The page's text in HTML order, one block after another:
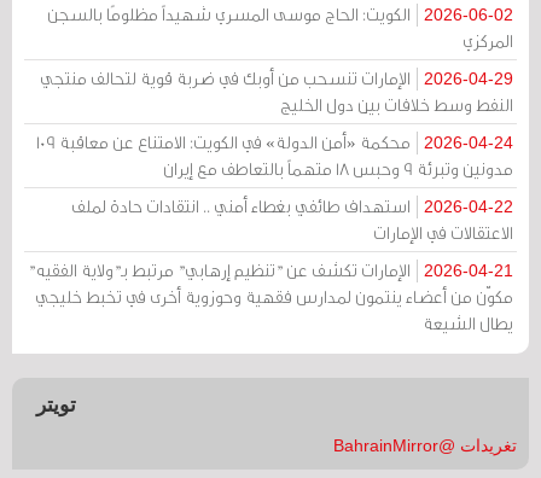
2026-06-02
الكويت: الحاج موسى المسري شهيداً مظلومًا بالسجن
المركزي
2026-04-29
الإمارات تنسحب من أوبك في ضربة قوية لتحالف منتجي
النفط وسط خلافات بين دول الخليج
2026-04-24
محكمة «أمن الدولة» في الكويت: الامتناع عن معاقبة 109
مدونين وتبرئة 9 وحبس 18 متهماً بالتعاطف مع إيران
2026-04-22
استهداف طائفي بغطاء أمني .. انتقادات حادة لملف
الاعتقالات في الإمارات
2026-04-21
الإمارات تكشف عن "تنظيم إرهابي" مرتبط بـ"ولاية الفقيه"
مكوّن من أعضاء ينتمون لمدارس فقهية وحوزوية أخرى في تخبط خليجي
يطال الشيعة
تويتر
تغريدات @BahrainMirror